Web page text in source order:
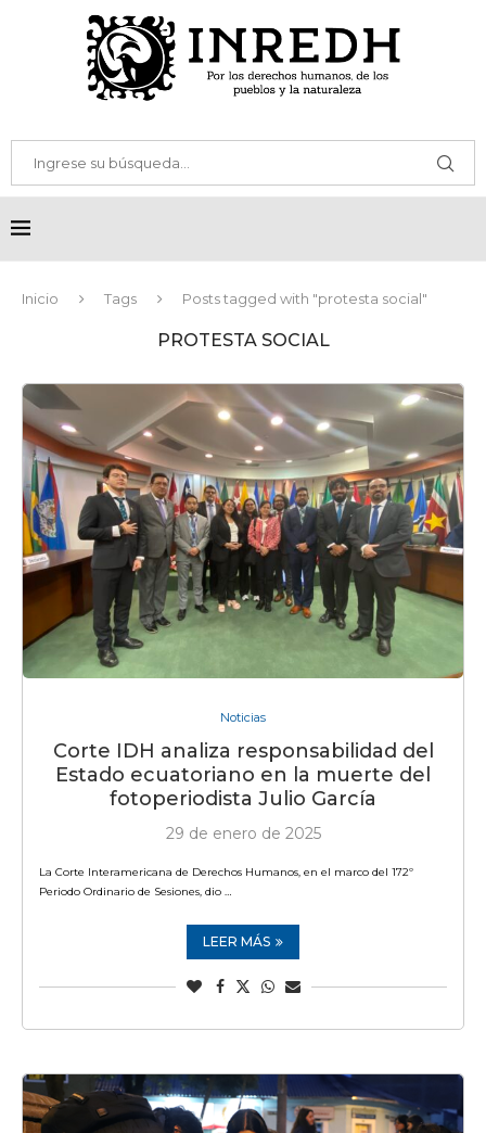
Inicio Tags Posts tagged with "protesta social"
PROTESTA SOCIAL
Noticias
Corte IDH analiza responsabilidad del
Estado ecuatoriano en la muerte del
fotoperiodista Julio García
29 de enero de 2025
La Corte Interamericana de Derechos Humanos, en el marco del 172º
Periodo Ordinario de Sesiones, dio …
LEER MÁS